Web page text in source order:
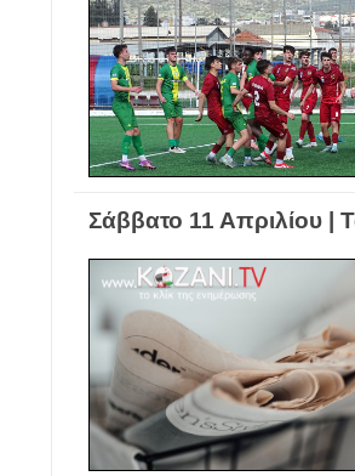
Σάββατο 11 Απριλίου |